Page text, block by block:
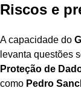
Riscos e
A capacidade do
levanta questões
Proteção de
como Pedro